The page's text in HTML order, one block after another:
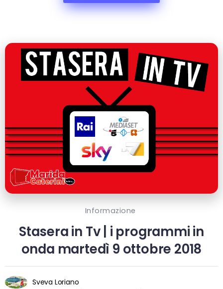
Informazione
Stasera in Tv | i programmi in
onda martedì 9 ottobre 2018
Sveva Loriano